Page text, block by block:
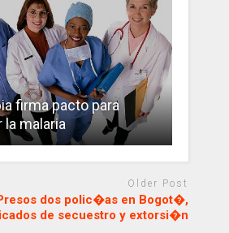
firma pacto para
la malaria
Older Post
dos polic�as en Bogot�,
de secuestro y extorsi�n